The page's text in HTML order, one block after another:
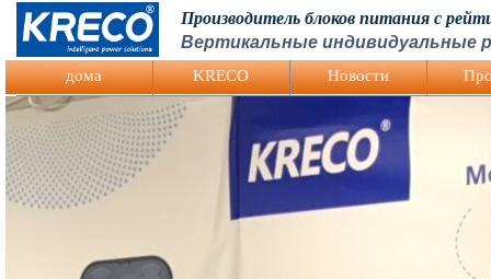
Logo Picture
Производитель блоков питания с
Вертикальные индивидуальные
дома KRECO Hовости